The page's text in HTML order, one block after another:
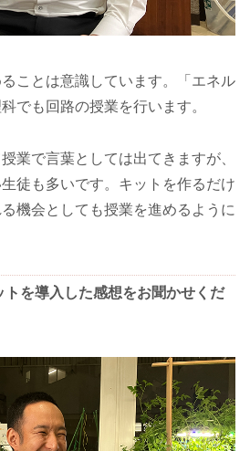
ことは意識しています。「エネル
でも回路の授業を行います。
業で言葉としては出てきますが、
徒も多いです。キットを作るだけ
機会としても授業を進めるように
トを導入した感想をお聞かせくだ